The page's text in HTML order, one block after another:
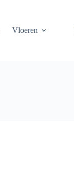
Vloeren